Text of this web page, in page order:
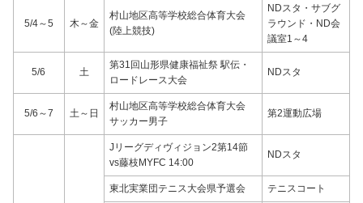
5/4～5 木～金
村山地区高等学校総合体育大会
(陸上競技)
NDスタ・サブグ
ラウンド・ND会
議室1～4
5/6 土
第31回山形県健康福祉祭 駅伝・
ロードレース大会
NDスタ
5/6～7 土～日
村山地区高等学校総合体育大会
サッカー男子
第2運動広場
Jリーグディヴィジョン2第14節
vs藤枝MYFC 14:00
NDスタ
東北実業団テニス大会県予選会 テニスコート